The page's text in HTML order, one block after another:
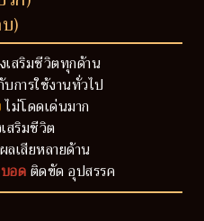
)
เสริมชีวิตทุกด้าน
บการใช้งานทั่วไป
ไม่โดดเด่นมาก
สริมชีวิต
ลเสียหลายด้าน
อดติดขัด อุปสรรค